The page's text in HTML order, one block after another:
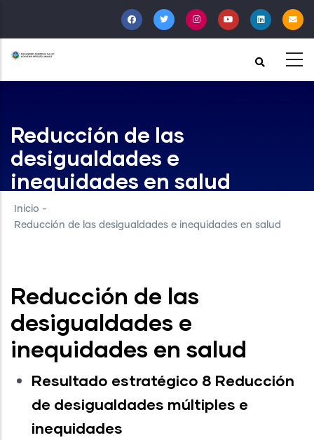
al
contenido
principal
Reducción de las
desigualdades e
inequidades en salud
Inicio -
Reducción de las desigualdades e inequidades en salud
Reducción de las
desigualdades e
inequidades en salud
Resultado estratégico 8 Reducción
de desigualdades múltiples e
inequidades